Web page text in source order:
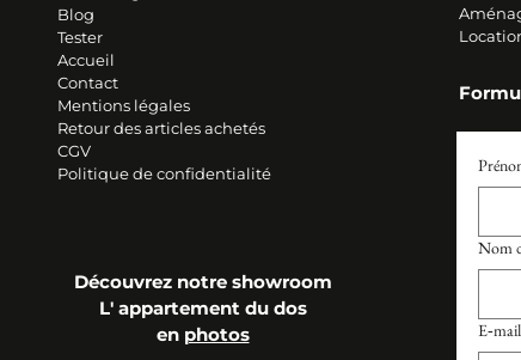
Blog
Tester
Accueil
Contact
Mentions légales
Retour des articles achetés
CGV
Politique de confidentialité
Découvrez notre showroom
L' appartement du dos
en photos
Nom
E‑mail